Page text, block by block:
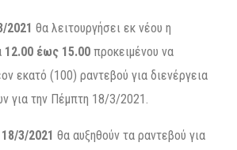
2021 θα λειτουργήσει εκ νέου η
12.00 έως 15.00 προκειμένου να
εκατό (100) ραντεβού για διενέργεια
για την Πέμπτη 18/3/2021.
3/2021 θα αυξηθούν τα ραντεβού για